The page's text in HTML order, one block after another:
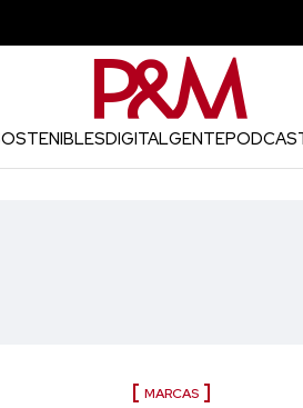
DIGITALGENTE
MARCAS